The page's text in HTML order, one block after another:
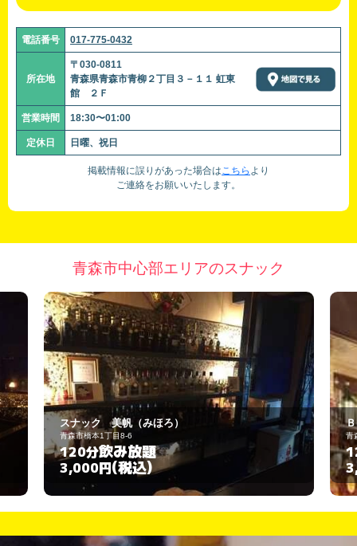
電話番号 017-775-0432
所在地
〒030-0811
青森県青森市青柳２丁目３－１１ 虹東
館 ２Ｆ
営業時間 18:30〜01:00
定休日 日曜、祝日
掲載情報に誤りがあった場合はこちら より
ご連絡をお願いいたします。
青森市中心部エリアのスナック
ナック 美帆（みほろ）
森市橋本1丁目8-6
飲み放題
円 (税込)
Ｂ．Ｉ．Ｇ．
青森市本町1-1-10
120分 飲
3,000円(